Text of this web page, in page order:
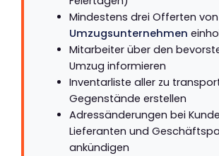
Mindestens drei Offerten von
Umzugsunternehmen
Mitarbeiter über den
Umzug informieren
Inventarliste aller zu
Gegenstände erstellen
Adressänderungen bei
Lieferanten und
ankündigen